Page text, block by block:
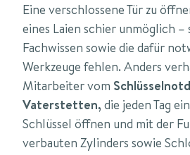
Eine verschlossene Tür zu
eines Laien schier unmöglich –
Fachwissen sowie die dafür
Werkzeuge fehlen. Anders
Mitarbeiter vom
Vaterstetten, die jeden Tag
Schlüssel öffnen und mit der
verbauten Zylinders sowie